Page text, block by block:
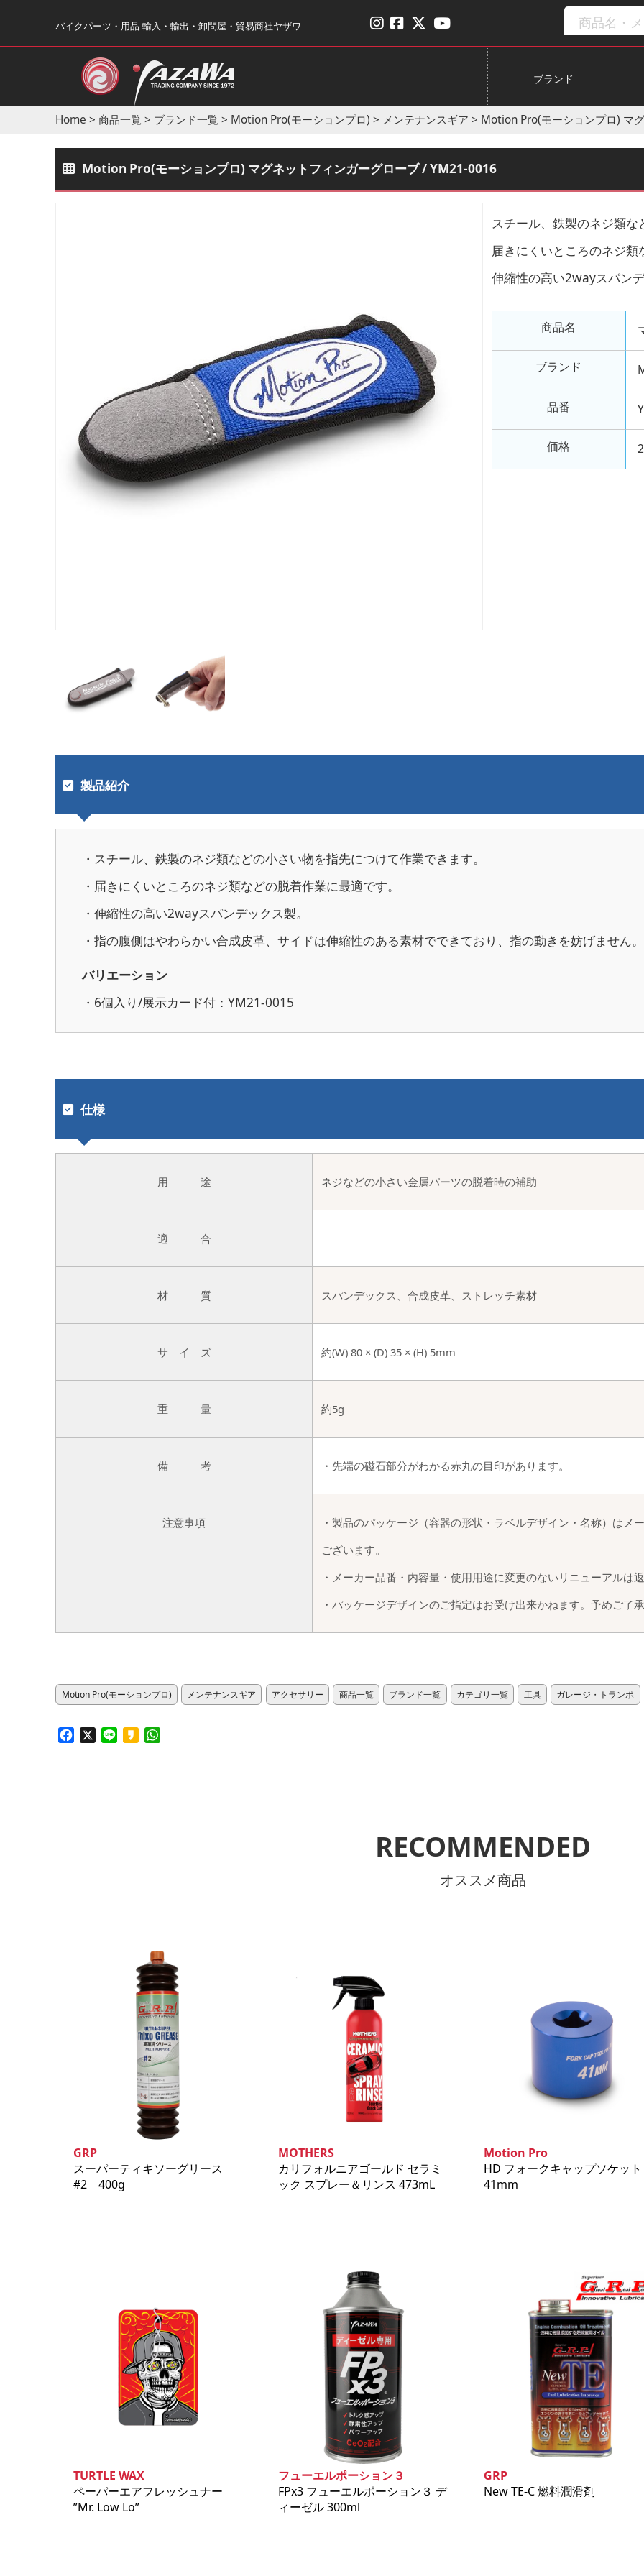
バイクパーツ・用品 輸入・輸出・卸問屋・貿易商社ヤザワ
ブランド
Home >商品一覧 > ブランド一覧 > Motion Pro(モーションプロ) > メンテナンスギア > Motion Pro(モーションプロ) マ
Motion Pro(モーションプロ) マグネットフィンガーグローブ / YM21-0016
スチール、鉄製のネジ類
届きにくいところのネジ
伸縮性の高い2wayスパン
商品名
ブランド
品番
価格
製品紹介
・スチール、鉄製のネジ類などの小さい物を指先につけて作業できます。
・届きにくいところのネジ類などの脱着作業に最適です。
・伸縮性の高い2wayスパンデックス製。
・指の腹側はやわらかい合成皮革、サイドは伸縮性のある素材でできており、指の動きを妨げません。
バリエーション
・6個入り/展示カード付： YM21-0015
仕様
用 途 ネジなどの小さい金属パーツの脱着時の補助
適 合
材 質 スパンデックス、合成皮革、ストレッチ素材
サ イ ズ 約(W) 80 × (D) 35 × (H) 5mm
重 量 約5g
備 考 ・先端の磁石部分がわかる赤丸の目印があります。
注意事項
・製品のパッケージ（容器の形状・ラベルデザイン・名称）は
ございます。
・メーカー品番・内容量・使用用途に変更のないリニューアルは
・パッケージデザインのご指定はお受け出来かねます。予めご了
Motion Pro(モーションプロ) メンテナンスギア アクセサリー 商品一覧 ブランド一覧 カテゴリ一覧 工具 ガレージ・トランポ
Facebook Line Kakao
RECOMMENDED
オススメ商品
GRP
スーパーティキソーグリース
#2 400g
MOTHERS
カリフォルニアゴールド セラミ
ック スプレー＆リンス 473mL
Motion Pro
HD フォークキャップソケット
41mm
TURTLE WAX
ペーパーエアフレッシュナー
”Mr. Low Lo”
フューエルポーション３
FPx3 フューエルポーション３ デ
ィーゼル 300ml
GRP
New TE-C 燃料潤滑剤